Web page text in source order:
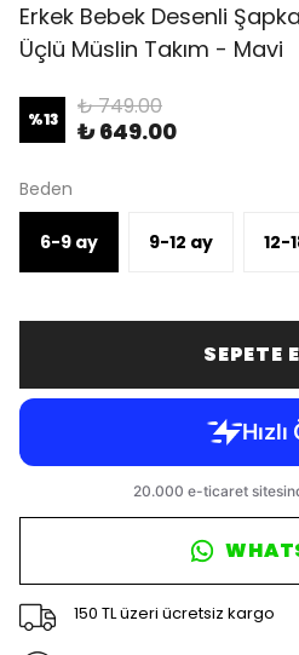
Erkek Bebek Desenli
Üçlü Müslin Takım - Mavi
%13 ₺ 749.00
₺ 649.00
Beden
6-9 ay 9-12 ay 12-
SEPETE
150 TL üzeri ücretsiz kargo